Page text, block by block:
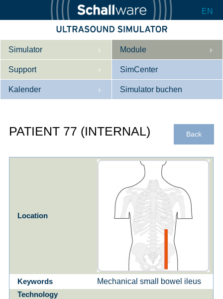
EN
Simulator
Beschreibung
Innere Medizin
Geburtshilfe / Gyn
Product Sheet
Konfigurieren
Module
Support
Wer wir sind
Downloads
SimCenter
Kalender
Referenzen
Simulator buchen
Back
PATIENT 77 (INTERNAL)
Location
Keywords Mechanical small bowel ileus
Technology